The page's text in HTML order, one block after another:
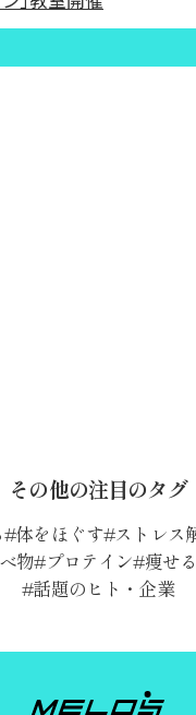
その他の注目のタグ
体をほぐす ストレス
物 プロテイン 痩せる
話題のヒト・企業